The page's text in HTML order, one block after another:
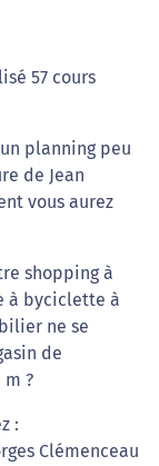
57 cours
planning peu
de Jean
vous aurez
shopping à
à byciclette à
ne se
de
?
:
Clémenceau